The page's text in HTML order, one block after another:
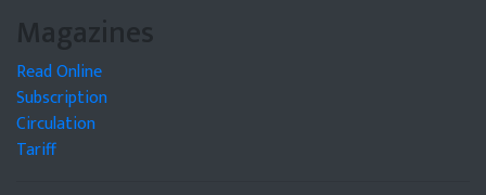
Magazines
Read Online
Subscription
Circulation
Tariff